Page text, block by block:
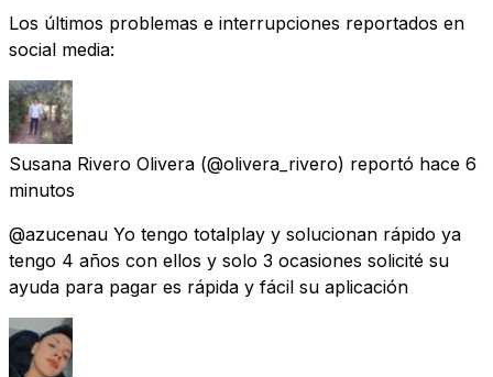
Los últimos problemas e interrupciones reportados en
social media:
Susana Rivero Olivera (@olivera_rivero) reportó hace 6
minutos
@azucenau Yo tengo totalplay y solucionan rápido ya
tengo 4 años con ellos y solo 3 ocasiones solicité su
ayuda para pagar es rápida y fácil su aplicación